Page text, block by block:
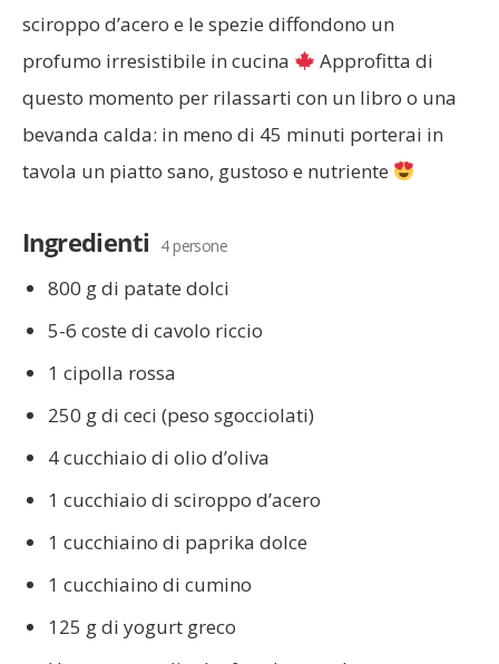
sciroppo d’acero e le spezie diffondono un
profumo irresistibile in cucina
Approfitta di
questo momento per rilassarti con un libro o una
bevanda calda: in meno di 45 minuti porterai in
tavola un piatto sano, gustoso e nutriente
Ingredienti 4 persone
800 g di patate dolci
5-6 coste di cavolo riccio
1 cipolla rossa
250 g di ceci (peso sgocciolati)
4 cucchiaio di olio d’oliva
1 cucchiaio di sciroppo d’acero
1 cucchiaino di paprika dolce
1 cucchiaino di cumino
125 g di yogurt greco